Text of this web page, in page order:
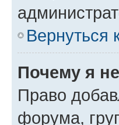
Вернуться
Почему я
Право
форума,